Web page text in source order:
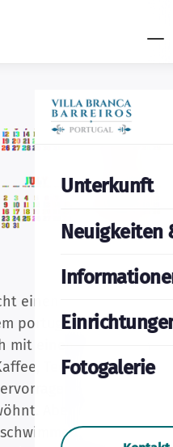
Unterkunft
Neuigkeiten
Fotogalerie
einen
portugiesischen
mit einem köstlichen
Tee und
WIFI-
Aber nach der
in der